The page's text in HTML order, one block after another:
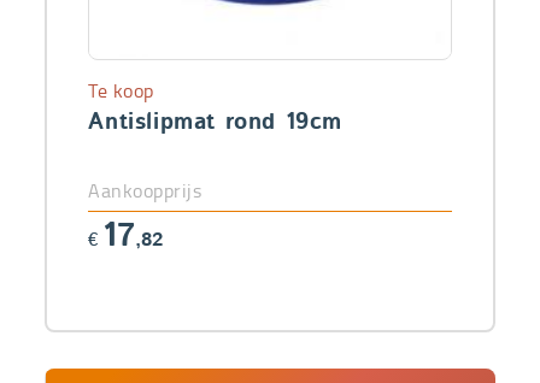
Antislipmat rond 19cm
Te koop
Aankoopprijs
€ 17,82